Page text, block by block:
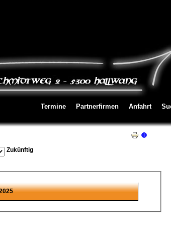
Anfahrt
Partnerfirmen
Termine
Zukünftig